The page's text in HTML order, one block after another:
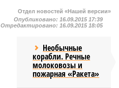
Отдел новостей «Нашей версии»
Опубликовано: 16.09.2015 17:39
Отредактировано: 16.09.2015 18:05
Необычные
корабли. Речные
молоковозы и
пожарная «Ракета»